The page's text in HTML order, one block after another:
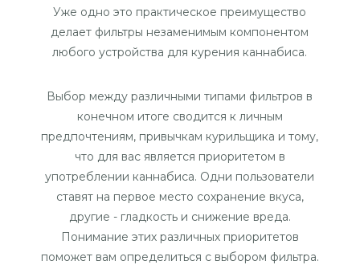
Уже одно это практическое преимущество
делает фильтры незаменимым компонентом
любого устройства для курения каннабиса.
Выбор между различными типами фильтров в
конечном итоге сводится к личным
предпочтениям, привычкам курильщика и тому,
что для вас является приоритетом в
употреблении каннабиса. Одни пользователи
ставят на первое место сохранение вкуса,
другие - гладкость и снижение вреда.
Понимание этих различных приоритетов
поможет вам определиться с выбором фильтра.